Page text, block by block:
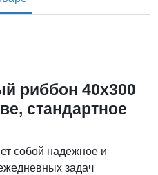
риббон 40х300
стандартное
собой надежное и
задач